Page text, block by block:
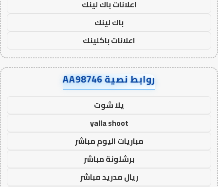
اعلانات باك لينك
باك لينك
اعلانات باكلينك
روابط نصية AA98746
يلا شوت
yalla shoot
مباريات اليوم مباشر
برشلونة مباشر
ريال مدريد مباشر